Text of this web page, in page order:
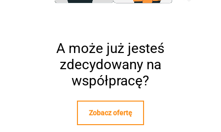
A może już jesteś
zdecydowany na
współpracę?
Zobacz ofertę